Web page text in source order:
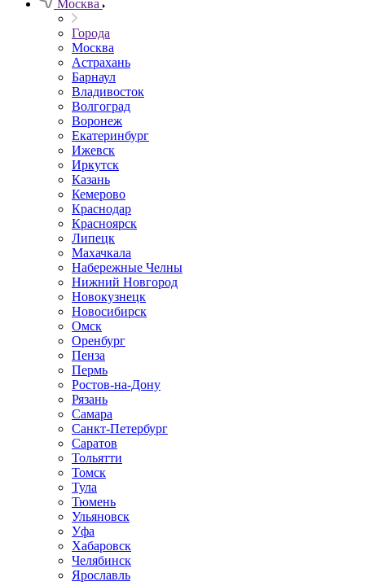
Москва
Города
Москва
Астрахань
Барнаул
Владивосток
Волгоград
Воронеж
Екатеринбург
Ижевск
Иркутск
Казань
Кемерово
Краснодар
Красноярск
Липецк
Махачкала
Набережные Челны
Нижний Новгород
Новокузнецк
Новосибирск
Омск
Оренбург
Пенза
Пермь
Ростов-на-Дону
Рязань
Самара
Санкт-Петербург
Саратов
Тольятти
Томск
Тула
Тюмень
Ульяновск
Уфа
Хабаровск
Челябинск
Ярославль